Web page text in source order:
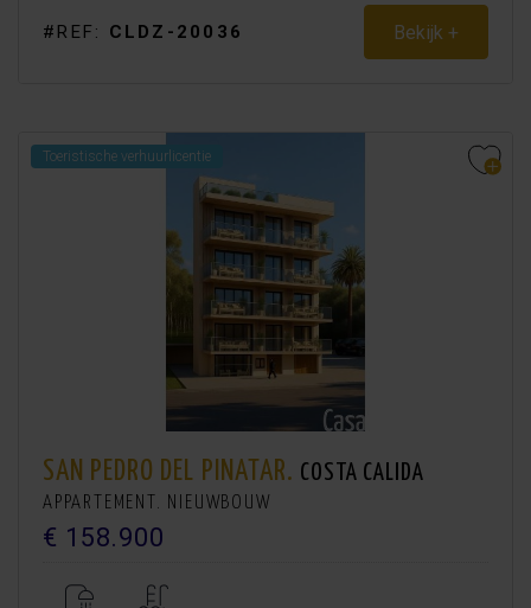
#REF: CLDZ-20036 Bekijk +
Toeristische verhuurlicentie
SAN PEDRO DEL PINATAR. COSTA CALIDA
APPARTEMENT. NIEUWBOUW
€ 158.900